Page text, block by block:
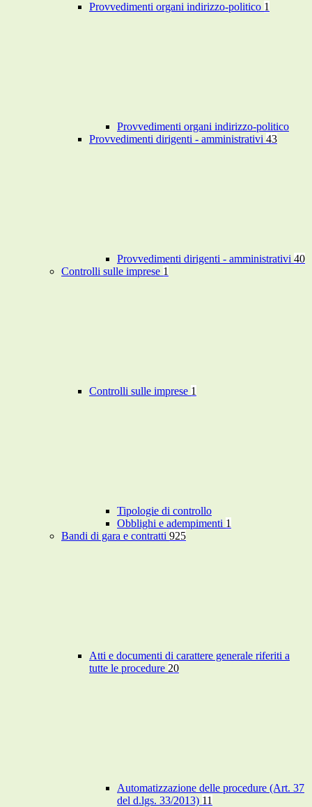
Provvedimenti organi indirizzo-politico 1
Provvedimenti organi indirizzo-politico
Provvedimenti dirigenti - amministrativi 43
Provvedimenti dirigenti - amministrativi 40
Controlli sulle imprese 1
Controlli sulle imprese 1
Tipologie di controllo
Obblighi e adempimenti 1
Bandi di gara e contratti 925
Atti e documenti di carattere generale riferiti a
tutte le procedure 20
Automatizzazione delle procedure (Art. 37
del d.lgs. 33/2013) 11